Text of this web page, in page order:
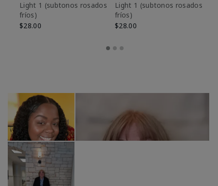
Light 1​ (subtonos rosados
fríos)
$28.00
Light 1​ (subtonos rosados
fríos)
$28.00